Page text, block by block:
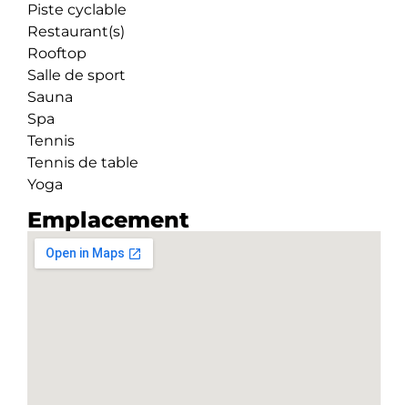
Piste cyclable
Restaurant(s)
Rooftop
Salle de sport
Sauna
Spa
Tennis
Tennis de table
Yoga
Emplacement